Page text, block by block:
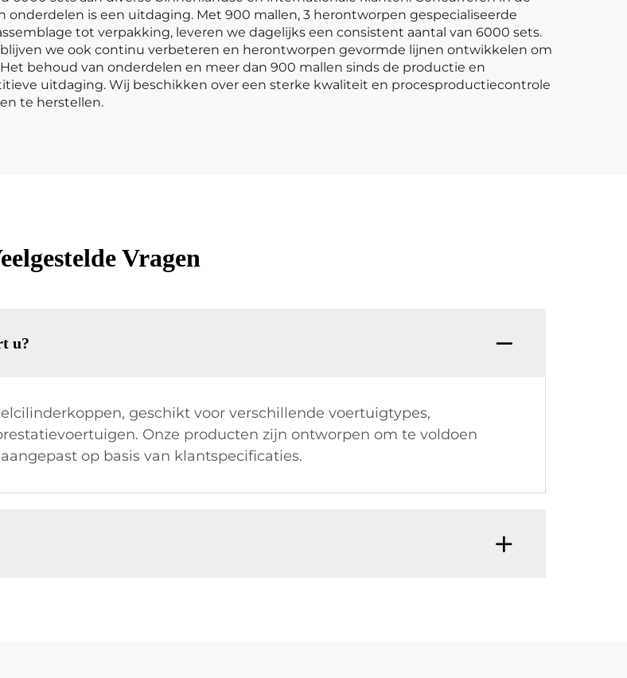
is een uitdaging. Met 900 mallen, 3 herontworpen gespecialiseerde
tot verpakking, leveren we dagelijks een consistent aantal van 6000 sets.
we ook continu verbeteren en herontworpen gevormde lijnen ontwikkelen om
behoud van onderdelen en meer dan 900 mallen sinds de productie en
uitdaging. Wij beschikken over een sterke kwaliteit en procesproductiecontrole
te herstellen.
Vragen
u?
geschikt voor verschillende voertuigtypes,
Onze producten zijn ontworpen om te voldoen
op basis van klantspecificaties.